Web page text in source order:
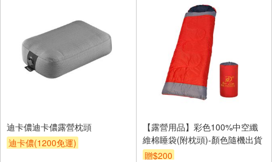
迪卡儂迪卡儂露營枕頭
迪卡儂(1200免運)
【露營用品】彩色100%中空纖
維棉睡袋(附枕頭)-顏色隨機出貨
贈$200